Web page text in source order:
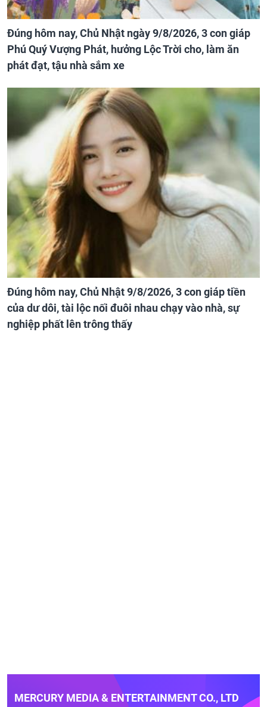
Đúng hôm nay, Chủ Nhật ngày 9/8/2026, 3 con giáp
Phú Quý Vượng Phát, hưởng Lộc Trời cho, làm ăn
phát đạt, tậu nhà sắm xe
Đúng hôm nay, Chủ Nhật 9/8/2026, 3 con giáp tiền
của dư dôi, tài lộc nối đuôi nhau chạy vào nhà, sự
nghiệp phất lên trông thấy
MERCURY MEDIA & ENTERTAINMENT CO., LTD